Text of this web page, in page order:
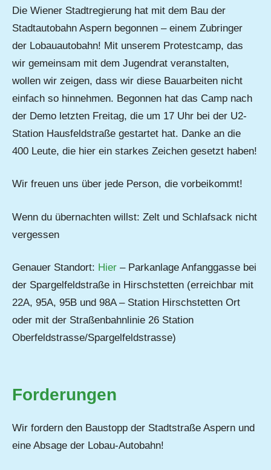
Die Wiener Stadtregierung hat mit dem Bau der
Stadtautobahn Aspern begonnen – einem Zubringer
der Lobauautobahn! Mit unserem Protestcamp, das
wir gemeinsam mit dem Jugendrat veranstalten,
wollen wir zeigen, dass wir diese Bauarbeiten nicht
einfach so hinnehmen. Begonnen hat das Camp nach
der Demo letzten Freitag, die um 17 Uhr bei der U2-
Station Hausfeldstraße gestartet hat. Danke an die
400 Leute, die hier ein starkes Zeichen gesetzt haben!
Wir freuen uns über jede Person, die vorbeikommt!
Wenn du übernachten willst: Zelt und Schlafsack nicht
vergessen
Genauer Standort: Hier – Parkanlage Anfanggasse bei
der Spargelfeldstraße in Hirschstetten (erreichbar mit
22A, 95A, 95B und 98A – Station Hirschstetten Ort
oder mit der Straßenbahnlinie 26 Station
Oberfeldstrasse/Spargelfeldstrasse)
Forderungen
Wir fordern den Baustopp der Stadtstraße Aspern und
eine Absage der Lobau-Autobahn!